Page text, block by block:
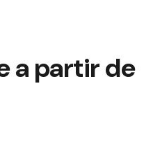
a partir de